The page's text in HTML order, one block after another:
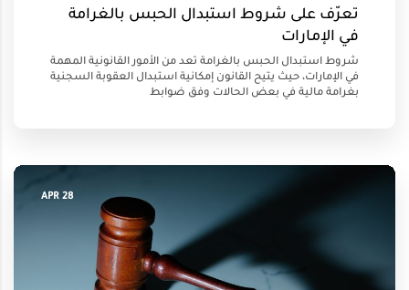
تعرّف على شروط استبدال الحبس بالغرامة
في الإمارات
شروط استبدال الحبس بالغرامة تعد من الأمور القانونية المهمة
في الإمارات، حيث يتيح القانون إمكانية استبدال العقوبة السجنية
بغرامة مالية في بعض الحالات وفق ضوابط
28 APR